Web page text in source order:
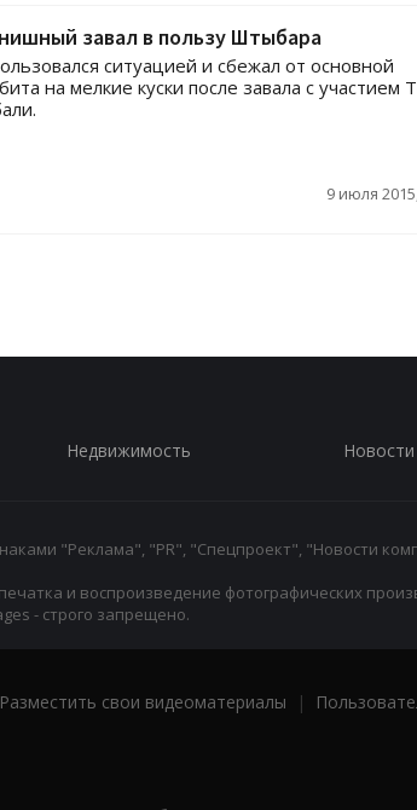
завал в пользу Штыбара
ситуацией и сбежал от основной
на мелкие куски после завала с участием
9 июля
Недвижимость Новости
"Реклама", "PR", "Спецпроект", "Новости
и воспроизведение фотографических
- строго запрещено.
Разместить свои видеоматериалы |